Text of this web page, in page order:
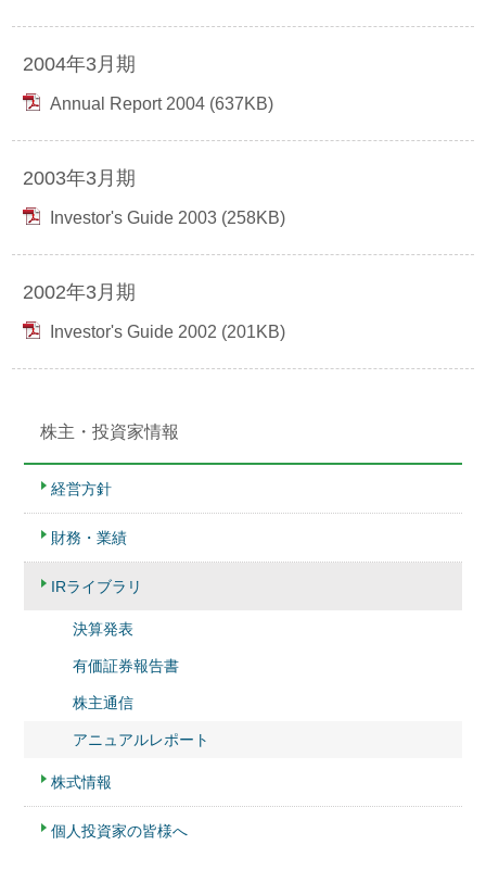
2004年3月期
Annual Report 2004 (637KB)
2003年3月期
Investor's Guide 2003 (258KB)
2002年3月期
Investor's Guide 2002 (201KB)
株主・投資家情報
経営方針
財務・業績
IRライブラリ
決算発表
有価証券報告書
株主通信
アニュアルレポート
株式情報
個人投資家の皆様へ